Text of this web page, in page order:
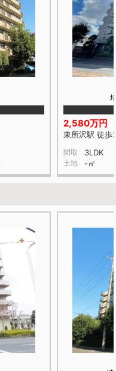
2,580万円
東所沢駅 徒歩
間取 3LDK
土地 -㎡